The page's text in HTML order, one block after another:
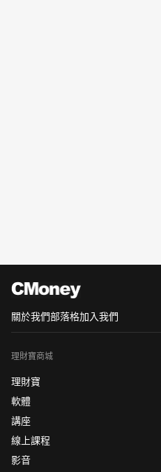
關於我們部落格加入我們
理財寶商城
理財寶
軟體
講座
線上課程
影音